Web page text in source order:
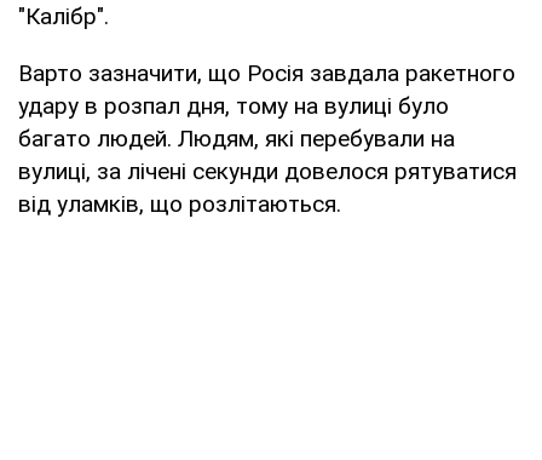
"Калібр".
Варто зазначити, що Росія завдала ракетного
удару в розпал дня, тому на вулиці було
багато людей. Людям, які перебували на
вулиці, за лічені секунди довелося рятуватися
від уламків, що розлітаються.